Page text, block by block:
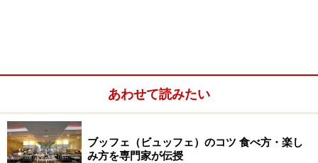
あわせて読みたい
ブッフェ（ビュッフェ）のコツ 食べ方・楽し
み方を専門家が伝授